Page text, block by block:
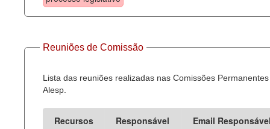
Reuniões de Comissão
Lista das reuniões realizadas nas Comissões
Alesp.
Recursos Responsável
Email